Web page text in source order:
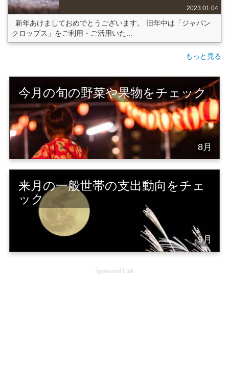
2023.01.04
新年あけましておめでとうございます。 旧年中は「ジャパン
クロップス」をご利用・ご活用いた...
もっと見る
今月の旬の野菜や果物をチェック
8月
来月の一般世帯の支出動向をチェ
ック
9月
Sponsored Link